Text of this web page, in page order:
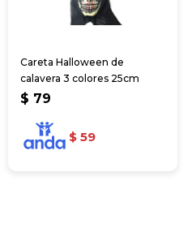
Careta Halloween de
calavera 3 colores 25cm
$ 79
$ 59